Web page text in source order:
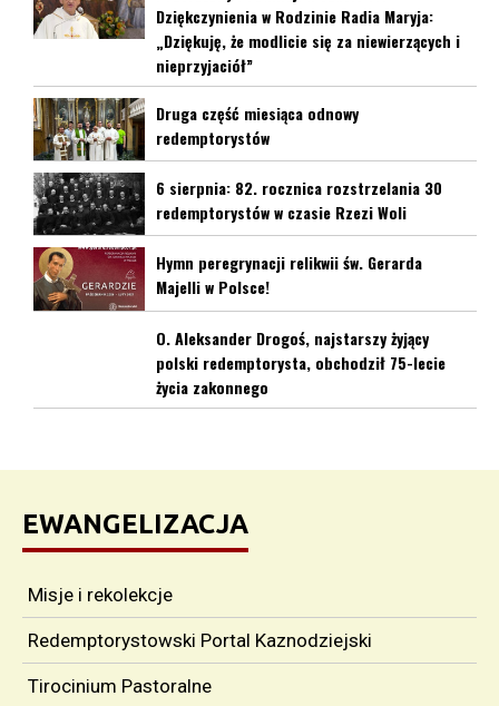
Dziękczynienia w Rodzinie Radia Maryja:
„Dziękuję, że modlicie się za niewierzących i
nieprzyjaciół”
Druga część miesiąca odnowy
redemptorystów
6 sierpnia: 82. rocznica rozstrzelania 30
redemptorystów w czasie Rzezi Woli
Hymn peregrynacji relikwii św. Gerarda
Majelli w Polsce!
O. Aleksander Drogoś, najstarszy żyjący
polski redemptorysta, obchodził 75-lecie
życia zakonnego
EWANGELIZACJA
Misje i rekolekcje
Redemptorystowski Portal Kaznodziejski
Tirocinium Pastoralne